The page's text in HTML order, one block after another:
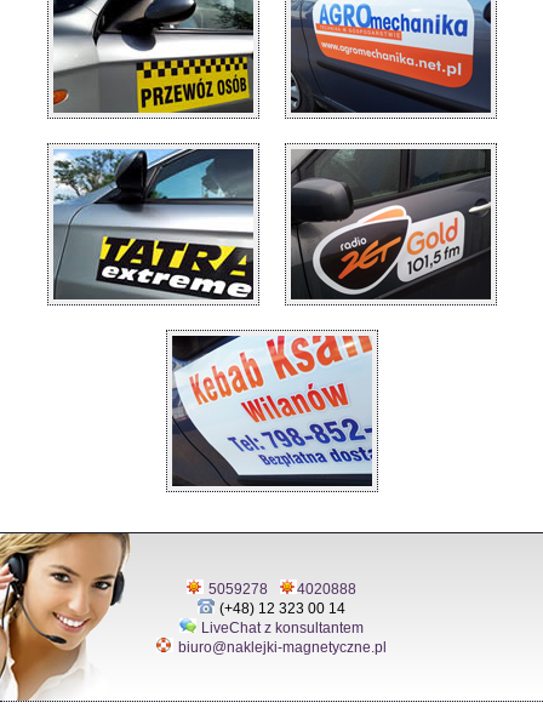
5059278
4020888
(+48) 12 323 00 14
LiveChat z konsultantem
biuro@naklejki-magnetyczne.pl